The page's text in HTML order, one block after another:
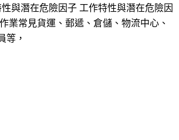
與潛在危險因子 工作特性與潛在危險因
業常見貨運、郵遞、倉儲、物流中心、
等，